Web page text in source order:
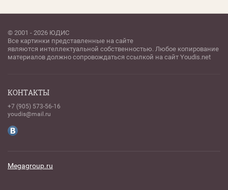
© 2001 - 2026 ЮДИС
Все картинки представленные на сайте
являются интеллектуальной собственностью. Любое копирование
материалов должно сопровождаться ссылкой на сайт Youdis.net
КОНТАКТЫ
+7 (905) 573-56-16
youdis@mail.ru
Megagroup.ru